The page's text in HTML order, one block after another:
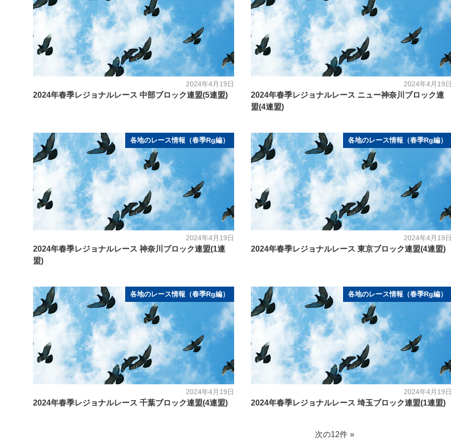
2024年4月19日
2024年春季レジョナルレース 中部ブロック連盟(5連盟)
2024年4月19日
2024年春季レジョナルレース ニュー神奈川ブロック連
盟(4連盟)
各地のレース情報（春季Rg編）
2024年4月19日
2024年春季レジョナルレース 神奈川ブロック連盟(1連
盟)
各地のレース情報（春季Rg編）
2024年4月19日
2024年春季レジョナルレース 東京ブロック連盟(4連盟)
各地のレース情報（春季Rg編）
2024年4月19日
2024年春季レジョナルレース 千葉ブロック連盟(4連盟)
各地のレース情報（春季Rg編）
2024年4月19日
2024年春季レジョナルレース 埼玉ブロック連盟(1連盟)
次の12件